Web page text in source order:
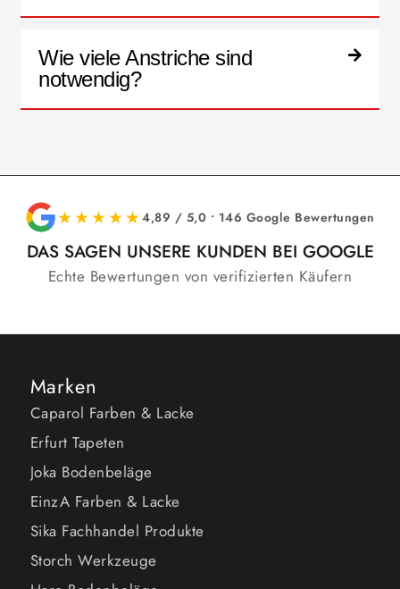
Wie viele Anstriche sind
notwendig?
★★★★★4,89 / 5,0 • 146 Google Bewertungen
DAS SAGEN UNSERE KUNDEN BEI GOOGLE
Echte Bewertungen von verifizierten Käufern
Marken
Caparol Farben & Lacke
Erfurt Tapeten
Joka Bodenbeläge
EinzA Farben & Lacke
Sika Fachhandel Produkte
Storch Werkzeuge